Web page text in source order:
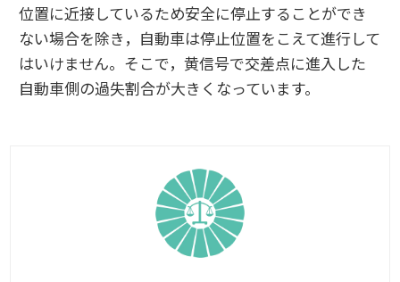
位置に近接しているため安全に停止することができ
ない場合を除き，自動車は停止位置をこえて進行して
はいけません。そこで，黄信号で交差点に進入した
自動車側の過失割合が大きくなっています。